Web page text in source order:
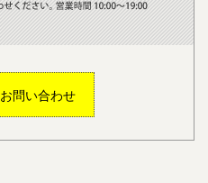
問い合わせ